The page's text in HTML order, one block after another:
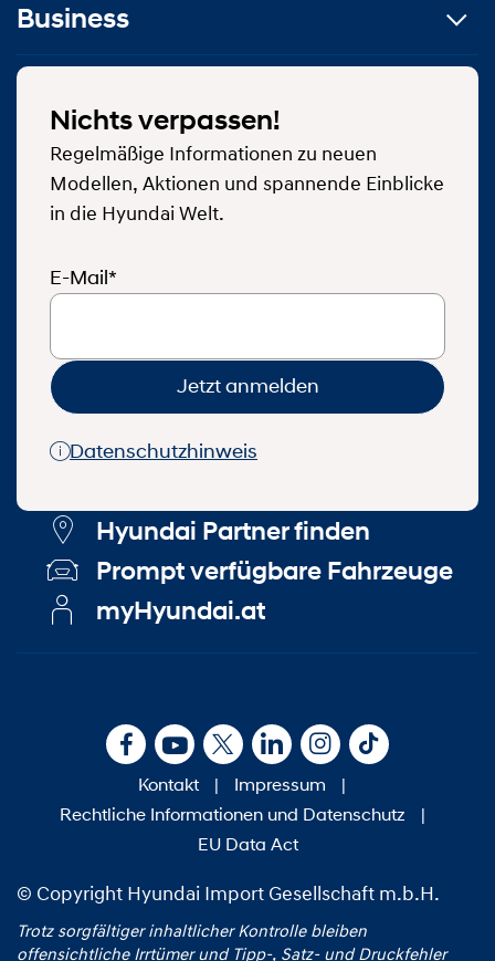
Business
Nichts verpassen!
Regelmäßige Informationen zu neuen
Modellen, Aktionen und spannende Einblicke
in die Hyundai Welt.
E-Mail*
Jetzt anmelden
Datenschutzhinweis
Hyundai Partner finden
Prompt verfügbare Fahrzeuge
myHyundai.at
Kontakt | Impressum
|
Rechtliche Informationen und Datenschutz
|
EU Data Act
© Copyright Hyundai Import Gesellschaft m.b.H.
Trotz sorgfältiger inhaltlicher Kontrolle bleiben
offensichtliche Irrtümer und Tipp‑, Satz‑ und Druckfehler